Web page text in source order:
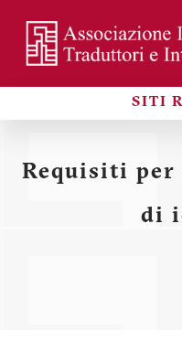
contenuto
principale
Sezioni
SITI
Requisiti per
di